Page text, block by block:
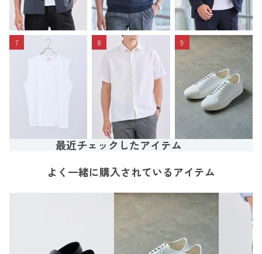
7 8 9
最近チェックしたアイテム
よく一緒に購入されているアイテム